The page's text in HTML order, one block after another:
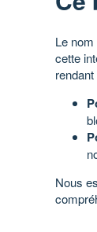
Le
cette
Nous